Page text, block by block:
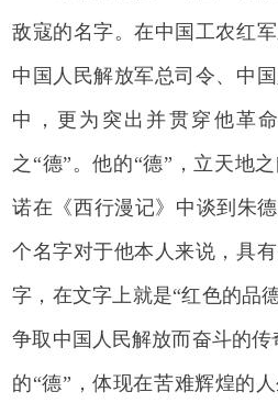
敌寇的名字。在中国工农红
中国人民解放军总司令、中
中，更为突出并贯穿他革
之“德”。他的“德”，立天地
诺在《西行漫记》中谈到朱
个名字对于他本人来说，具
字，在文字上就是“红色的品
争取中国人民解放而奋斗的
的“德”，体现在苦难辉煌的